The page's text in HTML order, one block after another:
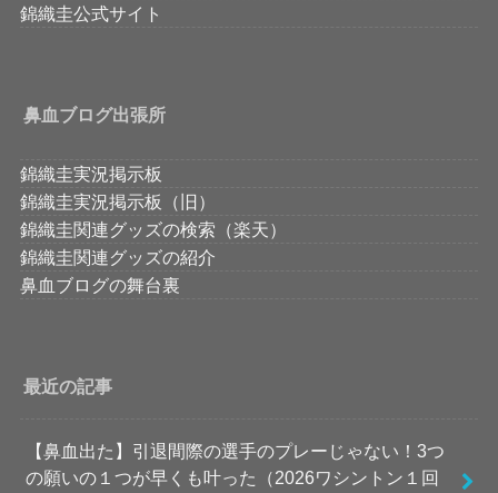
錦織圭公式サイト
鼻血ブログ出張所
錦織圭実況掲示板
錦織圭実況掲示板（旧）
錦織圭関連グッズの検索（楽天）
錦織圭関連グッズの紹介
鼻血ブログの舞台裏
最近の記事
【鼻血出た】引退間際の選手のプレーじゃない！3つ
の願いの１つが早くも叶った（2026ワシントン１回